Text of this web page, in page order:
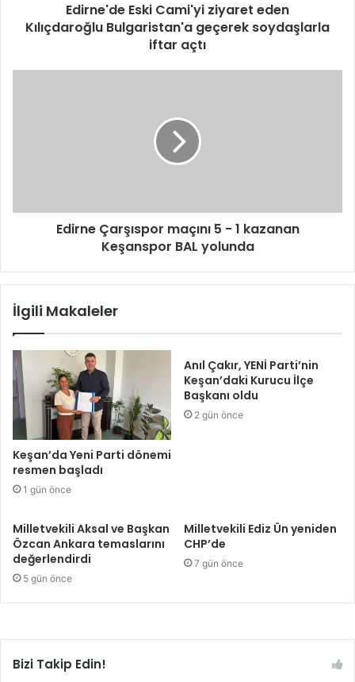
Edirne'de Eski Cami'yi ziyaret eden
Kılıçdaroğlu Bulgaristan'a geçerek soydaşlarla
iftar açtı
Edirne Çarşıspor maçını 5 - 1 kazanan
Keşanspor BAL yolunda
İlgili Makaleler
Keşan’da Yeni Parti dönemi
resmen başladı
1 gün önce
Anıl Çakır, YENİ Parti’nin
Keşan’daki Kurucu İlçe
Başkanı oldu
2 gün önce
Milletvekili Aksal ve Başkan
Özcan Ankara temaslarını
değerlendirdi
5 gün önce
Milletvekili Ediz Ün yeniden
CHP’de
7 gün önce
Bizi Takip Edin!